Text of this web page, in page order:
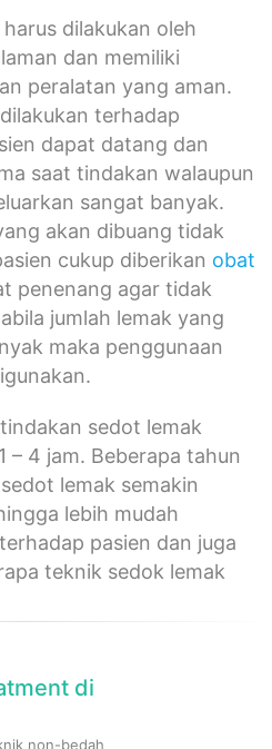
dilakukan oleh
dan memiliki
peralatan yang aman.
terhadap
dapat datang dan
saat tindakan walaupun
sangat banyak.
akan dibuang tidak
cukup diberikan obat
penenang agar tidak
jumlah lemak yang
maka penggunaan
sedot lemak
– 4 jam. Beberapa tahun
lemak semakin
lebih mudah
pasien dan juga
teknik sedok lemak
di
non-bedah